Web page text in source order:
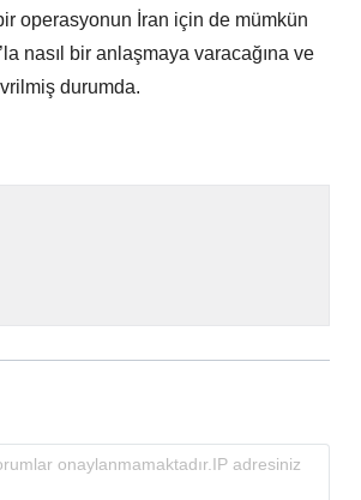
operasyonun İran için de mümkün
nasıl bir anlaşmaya varacağına ve
durumda.